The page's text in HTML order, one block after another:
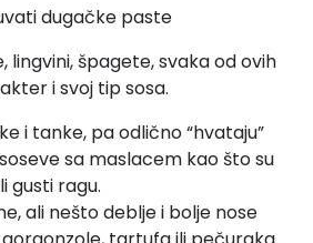
dugačke paste
lingvini, špagete, svaka od ovih
i svoj tip sosa.
i tanke, pa odlično “hvataju”
sa maslacem kao što su
gusti ragu.
ali nešto deblje i bolje nose